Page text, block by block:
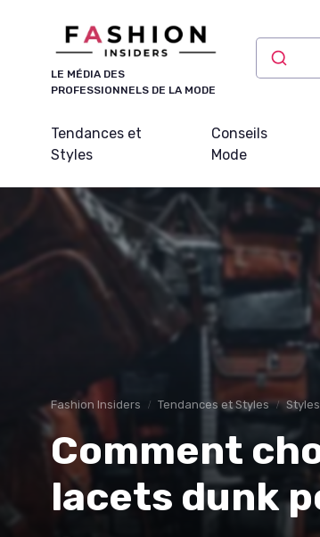
LE MÉDIA DES
PROFESSIONNELS DE LA MODE
Tendances et
Styles
Conseils
Mode
Fashion Insiders Tendances et Styles
Comment
lacets dunk